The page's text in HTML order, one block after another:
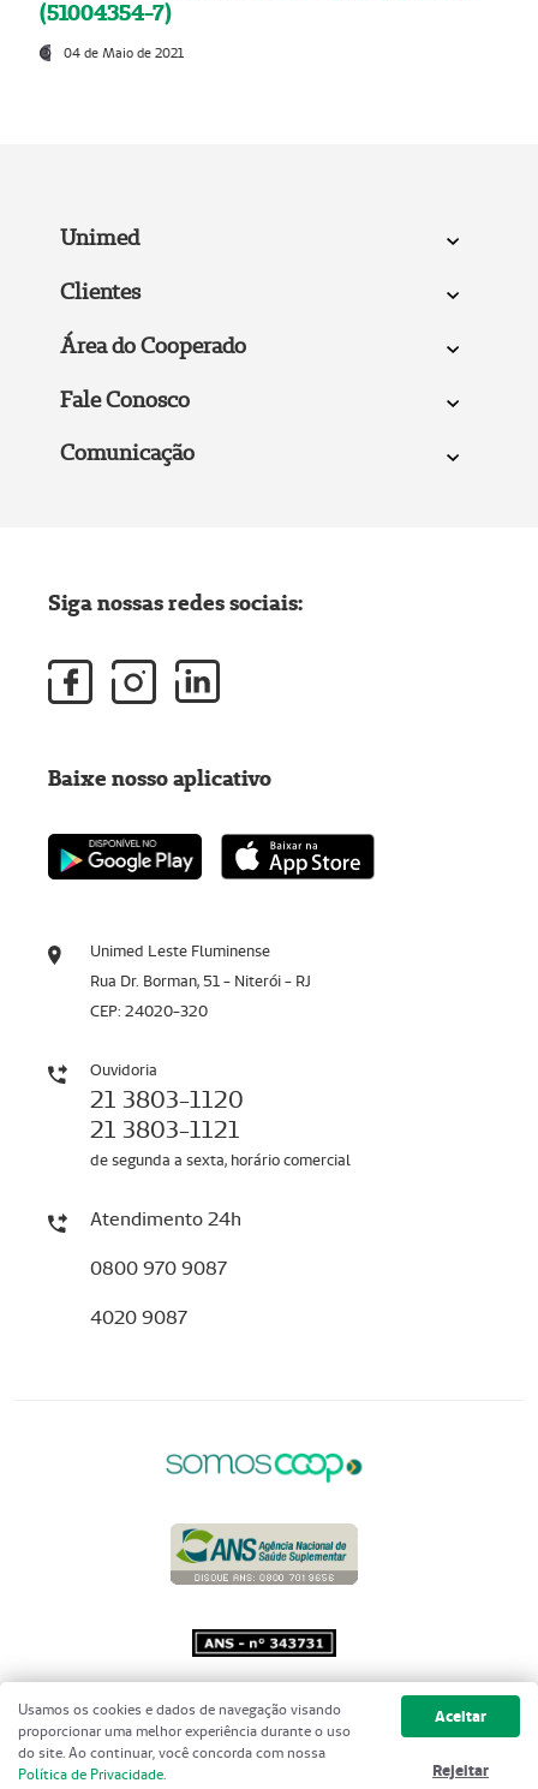
(51004354-7)
04 de Maio de 2021
Unimed
Clientes
Área do Cooperado
Fale Conosco
Comunicação
Unimed Leste Fluminense
Rua Dr. Borman, 51 - Niterói - RJ
CEP: 24020-320
Ouvidoria
21 3803-1120
21 3803-1121
de segunda a sexta, horário comercial
Atendimento 24h
0800 970 9087
4020 9087
Siga nossas redes sociais:
Baixe nosso aplicativo
Copyright 2001 - 2026 Unimed do
Brasil - Todos os direitos reservados
Usamos os cookies e dados de navegação visando
proporcionar uma melhor experiência durante o uso
do site. Ao continuar, você concorda com nossa
Política de Privacidade.
Aceitar
Rejeitar